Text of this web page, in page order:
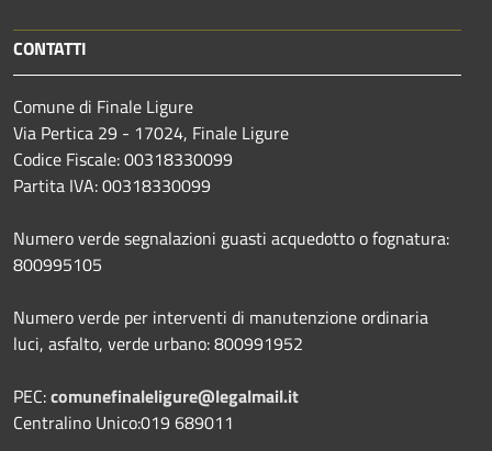
CONTATTI
Comune di Finale Ligure
Via Pertica 29 - 17024, Finale Ligure
Codice Fiscale: 00318330099
Partita IVA: 00318330099
Numero verde segnalazioni guasti acquedotto o fognatura:
800995105
Numero verde per interventi di manutenzione ordinaria
luci, asfalto, verde urbano: 800991952
PEC:comunefinaleligure@legalmail.it
Centralino Unico:019 689011